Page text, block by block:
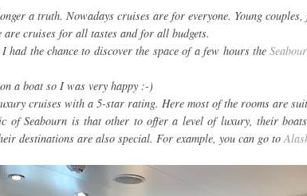
a truth. Nowadays cruises are for everyone. Young
are cruises for all tastes and for all budgets.
had the chance to discover the space of a few hours the
a boat so I was very happy :-)
cruises with a 5-star rating. Here most of the rooms are
of Seabourn is that other to offer a level of luxury, their
destinations are also special. For example, you can go to